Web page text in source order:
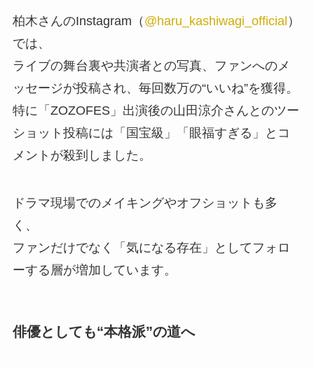
柏木さんのInstagram（ @haru_kashiwagi_official ）
では、
ライブの舞台裏や共演者との写真、ファンへのメ
ッセージが投稿され、毎回数万の“いいね”を獲得。
特に「ZOZOFES」出演後の山田涼介さんとのツー
ショット投稿には「国宝級」「眼福すぎる」とコ
メントが殺到しました。
ドラマ現場でのメイキングやオフショットも多
く、
ファンだけでなく「気になる存在」としてフォロ
ーする層が増加しています。
俳優としても“本格派”の道へ